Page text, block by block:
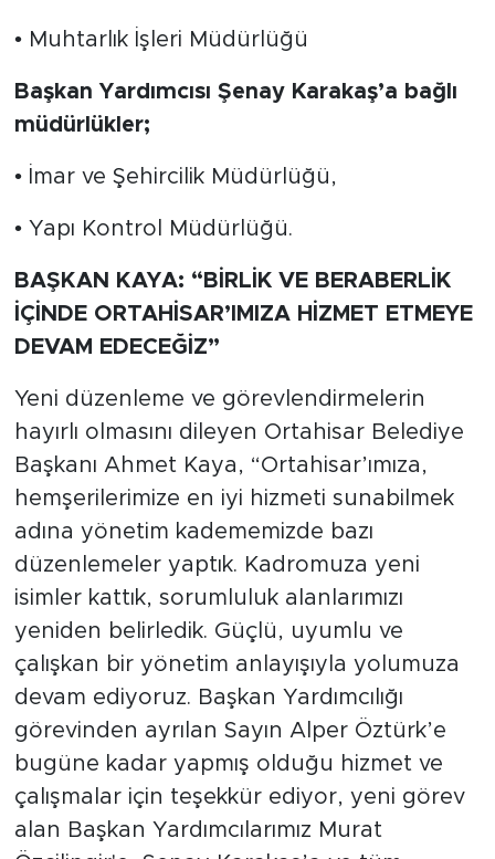
• Muhtarlık İşleri Müdürlüğü
Başkan Yardımcısı Şenay Karakaş’a bağlı
müdürlükler;
• İmar ve Şehircilik Müdürlüğü,
• Yapı Kontrol Müdürlüğü.
BAŞKAN KAYA: “BİRLİK VE BERABERLİK
İÇİNDE ORTAHİSAR’IMIZA HİZMET ETMEYE
DEVAM EDECEĞİZ”
Yeni düzenleme ve görevlendirmelerin
hayırlı olmasını dileyen Ortahisar Belediye
Başkanı Ahmet Kaya, “Ortahisar’ımıza,
hemşerilerimize en iyi hizmeti sunabilmek
adına yönetim kadememizde bazı
düzenlemeler yaptık. Kadromuza yeni
isimler kattık, sorumluluk alanlarımızı
yeniden belirledik. Güçlü, uyumlu ve
çalışkan bir yönetim anlayışıyla yolumuza
devam ediyoruz. Başkan Yardımcılığı
görevinden ayrılan Sayın Alper Öztürk’e
bugüne kadar yapmış olduğu hizmet ve
çalışmalar için teşekkür ediyor, yeni görev
alan Başkan Yardımcılarımız Murat